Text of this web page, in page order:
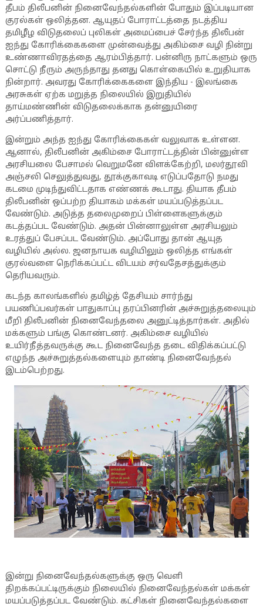
தீபம் திலீபனின் நினைவேந்தல்களின் போதும் இப்படியான
குரல்கள் ஒலித்தன. ஆயுதப் போராட்டத்தை நடத்திய
தமிழீழ விடுதலைப் புலிகள் அமைப்பைச் சேர்ந்த திலீபன்
ஐந்து கோரிக்கைகளை முன்வைத்து அகிம்சை வழி நின்று
உண்ணாவிரதத்தை ஆரம்பித்தார். பன்னிரு நாட்களும் ஒரு
சொட்டு நீரும் அருந்தாது தனது கொள்கையில் உறுதியாக
நின்றார். அவரது கோரிக்கைகளை இந்திய - இலங்கை
அரசுகள் ஏற்க மறுத்த நிலையில் இறுதியில்
தாய்மண்ணின் விடுதலைக்காக தன்னுயிரை
அர்ப்பணித்தார்.
இன்றும் அந்த ஐந்து கோரிக்கைகள் வலுவாக உள்ளன.
ஆனால், திலீபனின் அகிம்சை போராட்டத்தின் பின்னுள்ள
அரசியலை பேசாமல் வெறுமனே விளக்கேற்றி, மலர்தூவி
அஞ்சலி செலுத்துவது, தூக்குகாவடி எடுப்பதோடு நமது
கடமை முடிந்துவிட்டதாக எண்ணக் கூடாது. தியாக தீபம்
திலீபனின் ஒப்பற்ற தியாகம் மக்கள் மயப்படுத்தப்பட
வேண்டும். அடுத்த தலைமுறைப் பிள்ளைகளுக்கும்
கடத்தப்பட வேண்டும். அதன் பின்னாலுள்ள அரசியலும்
உரத்துப் பேசப்பட வேண்டும். அப்போது தான் ஆயுத
வழியில் அல்ல. ஜனநாயக வழியிலும் ஒலித்த எங்கள்
குரல்வளை நெரிக்கப்பட்ட விடயம் சர்வதேசத்துக்கும்
தெரியவரும்.
கடந்த காலங்களில் தமிழ்த் தேசியம் சார்ந்து
பயணிப்பவர்கள் பாதுகாப்பு தரப்பினரின் அச்சுறுத்தலையும்
மீறி திலீபனின் நினைவேந்தலை அனுட்டித்தார்கள். அதில்
மக்களும் பங்கு கொண்டனர். அகிம்சை வழியில்
உயிர்நீத்தவருக்கு கூட நினைவேந்த தடை விதிக்கப்பட்டு
எழுந்த அச்சுறுத்தல்களையும் தாண்டி நினைவேந்தல்
இடம்பெற்றது.
இன்று நினைவேந்தல்களுக்கு ஒரு வெளி
திறக்கப்பட்டிருக்கும் நிலையில் நினைவேந்தல்கள் மக்கள்
மயப்படுத்தப்பட வேண்டும். கட்சிகள் நினைவேந்தல்களை